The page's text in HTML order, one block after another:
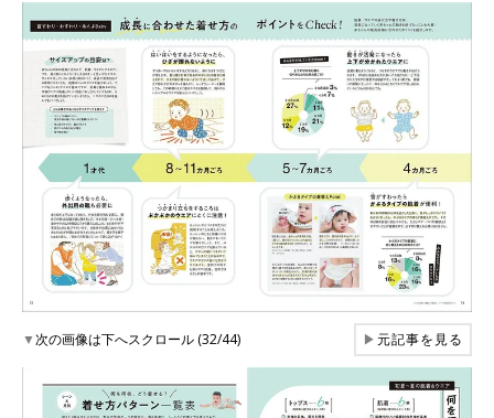
▼次の画像は下へスクロール (32/44) ▶元記事を見る